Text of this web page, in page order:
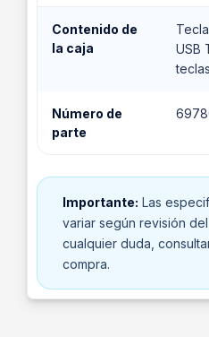
Contenido de
la caja
USB
Número de
parte
Importante: Las
variar según revisión
cualquier duda,
compra.